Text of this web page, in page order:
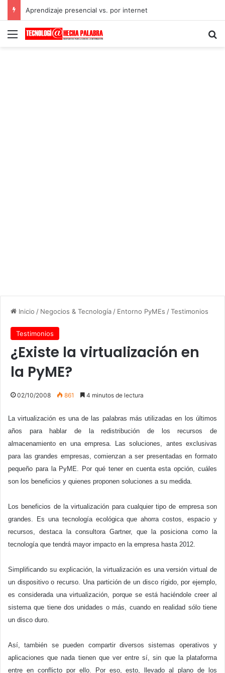
Aprendizaje presencial vs. por internet
Menú
Inicio / Negocios & Tecnología / Entorno PyMEs /Testimonios
Testimonios
¿Existe la virtualización en
la PyME?
02/10/2008 861 4 minutos de lectura
La virtualización es una de las palabras más utilizadas en los últimos
años para hablar de la redistribución de los recursos de
almacenamiento en una empresa. Las soluciones, antes exclusivas
para las grandes empresas, comienzan a ser presentadas en formato
pequeño para la PyME. Por qué tener en cuenta esta opción, cuáles
son los beneficios y quienes proponen soluciones a su medida.
Los beneficios de la virtualización para cualquier tipo de empresa son
grandes. Es una tecnología ecológica que ahorra costos, espacio y
recursos, destaca la consultora Gartner, que la posiciona como la
tecnología que tendrá mayor impacto en la empresa hasta 2012.
Simplificando su explicación, la virtualización es una versión virtual de
un dispositivo o recurso. Una partición de un disco rígido, por ejemplo,
es considerada una virtualización, porque se está haciéndole creer al
sistema que tiene dos unidades o más, cuando en realidad sólo tiene
un disco duro.
Así, también se pueden compartir diversos sistemas operativos y
aplicaciones que nada tienen que ver entre sí, sin que la plataforma
entre en conflicto por ello. Por eso, esto, llevado al plano de los